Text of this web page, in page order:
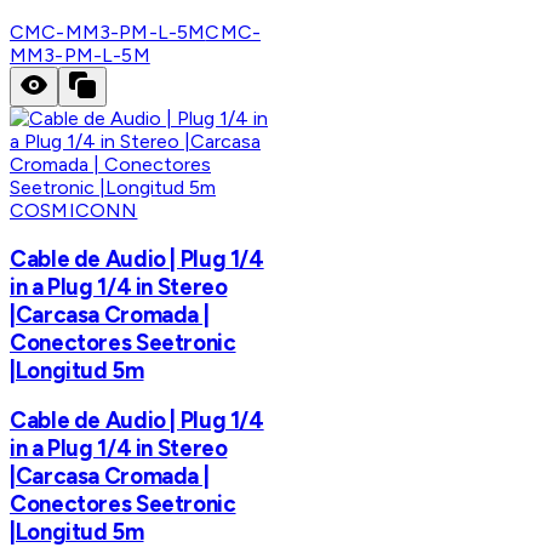
CMC-MM3-PM-L-5MCMC-
MM3-PM-L-5M
COSMICONN
Cable de Audio | Plug 1/4
in a Plug 1/4 in Stereo
|Carcasa Cromada |
Conectores Seetronic
|Longitud 5m
Cable de Audio | Plug 1/4
in a Plug 1/4 in Stereo
|Carcasa Cromada |
Conectores Seetronic
|Longitud 5m